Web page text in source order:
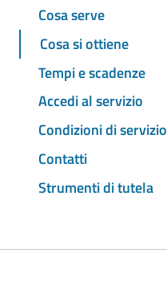
Cosa serve
Cosa si ottiene
Tempi e scadenze
Accedi al servizio
Condizioni di servizio
Contatti
Strumenti di tutela